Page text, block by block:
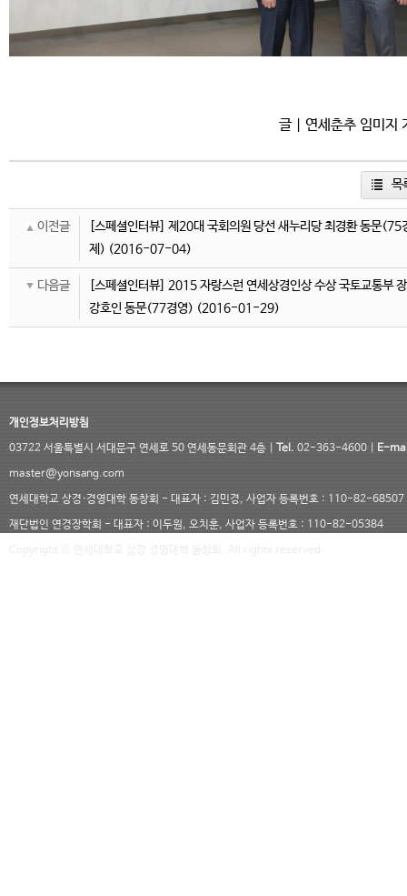
글 | 연세춘추 임미지
목
이전글
[스페셜인터뷰] 제20대 국회의원 당선 새누리당 최경환 동문(75
제) (2016-07-04)
다음글
[스페셜인터뷰] 2015 자랑스런 연세상경인상 수상 국토교통부
강호인 동문(77경영) (2016-01-29)
개인정보처리방침
03722 서울특별시 서대문구 연세로 50 연세동문회관 4층 |
Tel. 02-363-4600 | E-
master@yonsang.com
연세대학교 상경·경영대학 동창회 - 대표자 : 김민경, 사업자 등록번호 : 110-82-68507
재단법인 연경장학회 - 대표자 : 이두원, 오치훈, 사업자 등록번호 : 110-82-05384